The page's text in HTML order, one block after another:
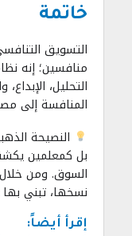
خاتمة
التسويق
منافسين؛ إنه
التحليل،
المنافسة إلى
النصيحة
بل كمعلمين
السوق. ومن
نسخها، تبني
إقرأ أيضاً: